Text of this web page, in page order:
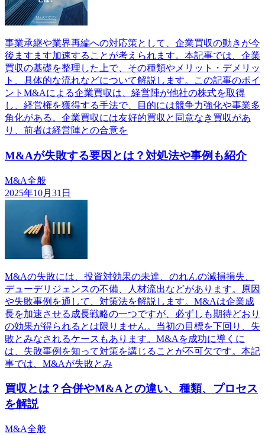
事業承継や業界再編への対応策として、企業買収の動きが今
後ますます加速することが考えられます。本記事では、企業
買収の基礎を整理した上で、その種類やメリット・デメリッ
ト、具体的な流れなどについて解説します。この記事のポイ
ントM&Aによる企業買収は、経営陣が他社の株式を取得
し、経営権を獲得する手法で、目的には競争力強化や事業多
角化がある。企業買収には友好的買収と同意なき買収があ
り、前者は経営陣との合意を
M&Aが失敗する要因とは？対処法や事例も紹介
M&A全般
2025年10月31日
M&Aの失敗には、投資対効果の未達、のれんの減損損失、
デューデリジェンスの不備、人材流出などがあります。原因
や失敗事例を通して、対策法を解説します。M&Aは企業成
長を加速させる成長戦略の一つですが、必ずしも期待どおり
の効果が得られるとは限りません。当初の目標を下回り、失
敗とみなされるケースもあります。M&Aを成功に導くに
は、失敗事例を知って対策を講じることが不可欠です。本記
事では、M&Aが失敗とみ
買収とは？合併やM&Aとの違い、種類、プロセス
を解説
M&A全般